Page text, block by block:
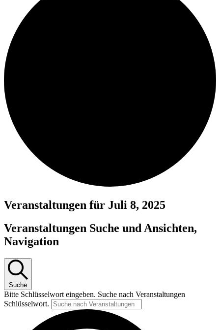
Veranstaltungen für Juli 8, 2025
Veranstaltungen Suche und Ansichten,
Navigation
Suche
Bitte Schlüsselwort eingeben. Suche nach Veranstaltungen
Schlüsselwort.